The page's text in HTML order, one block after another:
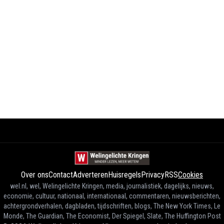
Over onsContactAdverterenHuisregels PrivacyRSSCookies
wel.nl, wel, Welingelichte Kringen, media, journalistiek, dagelijks, nieuws,
economie, cultuur, nationaal, internationaal, commentaren, nieuwsberichten,
achtergrondverhalen, dagbladen, tijdschriften, blogs, The New York Times, Le
Monde, The Guardian, The Economist, Der Spiegel, Slate, The Huffington Post